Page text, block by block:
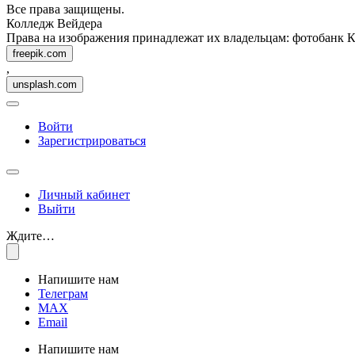
Все права защищены.
Колледж Вейдера
Права на изображения принадлежат их владельцам: фотобанк
freepik.com
,
unsplash.com
Войти
Зарегистрироваться
Личный кабинет
Выйти
Ждите…
Напишите нам
Телеграм
MAX
Email
Напишите нам